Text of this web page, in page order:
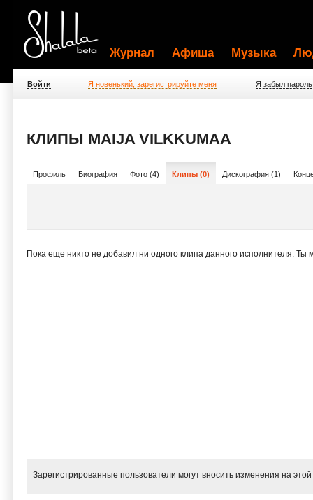
Журнал Афиша Музыка
Войти Я новенький, зарегистрируйте меня Я забыл пароль
КЛИПЫ MAIJA VILKKUMAA
Профиль Биография Фото (4) Клипы (0) Дискография (1)
Пока еще никто не добавил ни одного клипа данного исполнителя.
Зарегистрированные пользователи могут вносить изменения на